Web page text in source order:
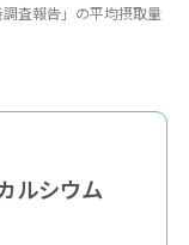
調査報告」の平均摂取量
ルシウム